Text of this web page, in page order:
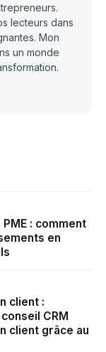
lecteurs dans
Mon
un monde
: comment
en
client :
CRM
client grâce au